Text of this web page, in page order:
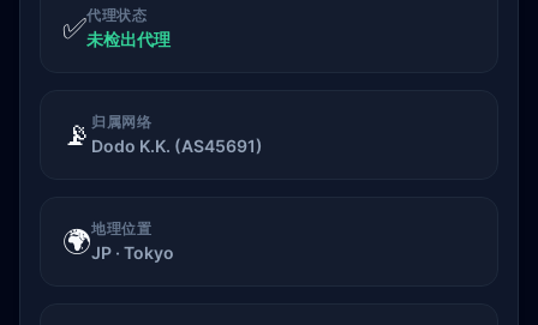
✅代理状态
未检出代理
📡 归属网络
Dodo K.K. (AS45691)
🌍地理位置
JP · Tokyo